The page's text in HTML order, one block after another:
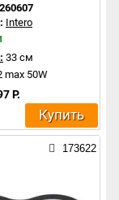
Intero
33 см
max 50W
Р.
Купить
173622